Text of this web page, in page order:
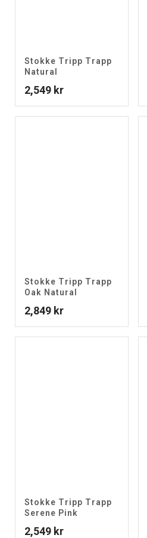
Stokke Tripp Trapp
Natural
2,549 kr
Stokke Tripp Trapp
Oak Natural
2,849 kr
Stokke Tripp Trapp
Serene Pink
2,549 kr